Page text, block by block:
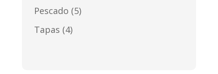
Pescado (5)
Tapas (4)